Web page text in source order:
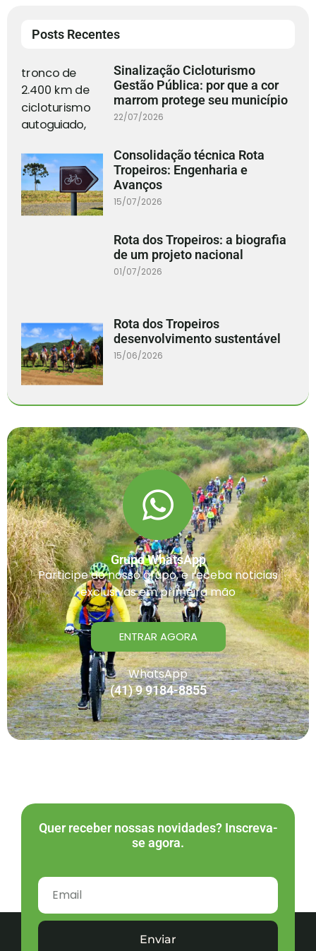
Posts Recentes
Sinalização Cicloturismo
Gestão Pública: por que a cor
marrom protege seu município
22/07/2026
Consolidação técnica Rota
Tropeiros: Engenharia e
Avanços
15/07/2026
Rota dos Tropeiros: a biografia
de um projeto nacional
01/07/2026
Rota dos Tropeiros
desenvolvimento sustentável
15/06/2026
Grupo WhatsApp
Participe do nosso grupo, e receba noticias
exclusivas em primeira mão
ENTRAR AGORA
WhatsApp
(41) 9 9184-8855
Quer receber nossas novidades? Inscreva-
se agora.
Enviar